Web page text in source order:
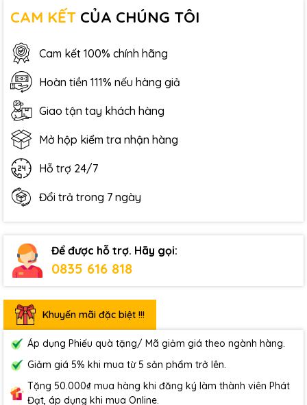
CAM KẾT CỦA CHÚNG TÔI
Cam kết 100% chính hãng
Hoàn tiền 111% nếu hàng giả
Giao tận tay khách hàng
Mở hộp kiểm tra nhận hàng
Hỗ trợ 24/7
Đổi trả trong 7 ngày
Để được hỗ trợ. Hãy gọi:
0835 616 818
Khuyến mãi đặc biệt !!!
Áp dụng Phiếu quà tặng/ Mã giảm giá theo ngành hàng.
Giảm giá 5% khi mua từ 5 sản phẩm trở lên.
Tặng 50.000₫ mua hàng khi đăng ký làm thành viên Phát
Đạt, áp dụng khi mua Online.